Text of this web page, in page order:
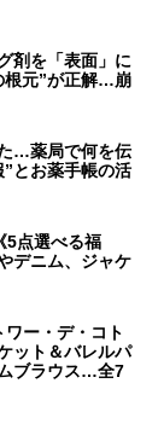
剤を「表面」に
元”が正解…崩
…薬局で何を伝
とお薬手帳の活
5点選べる福
デニム、ジャケ
ー・デ・コト
ット＆バレルパ
ブラウス…全7